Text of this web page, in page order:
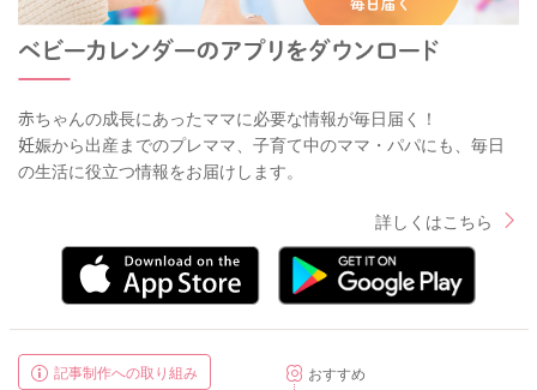
赤ちゃんの成長にあったママに必要な情報が毎日届く！
妊娠から出産までのプレママ、子育て中のママ・パパにも、毎日
の生活に役立つ情報をお届けします。
詳しくはこちら
記事制作への取り組み
おすすめ